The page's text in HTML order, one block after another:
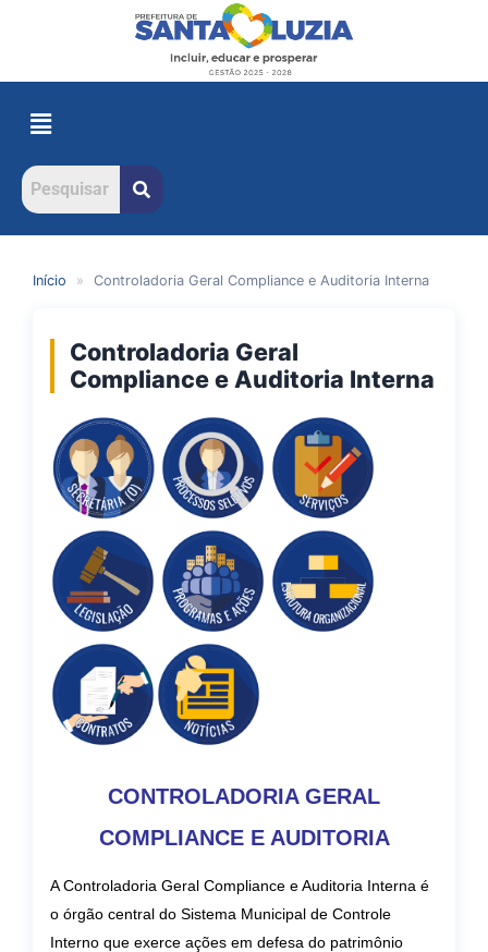
Início » Controladoria Geral Compliance e Auditoria Interna
Controladoria Geral
Compliance e Auditoria Interna
CONTROLADORIA GERAL
COMPLIANCE E AUDITORIA
A Controladoria Geral Compliance e Auditoria Interna é
o órgão central do Sistema Municipal de Controle
Interno que exerce ações em defesa do patrimônio